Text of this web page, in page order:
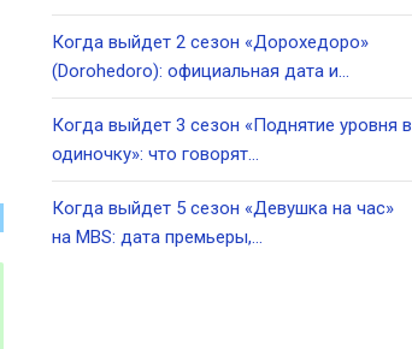
Когда выйдет 2 сезон «Дорохедоро»
(Dorohedoro): официальная дата и…
Когда выйдет 3 сезон «Поднятие уровня в
одиночку»: что говорят…
Когда выйдет 5 сезон «Девушка на час»
на MBS: дата премьеры,…